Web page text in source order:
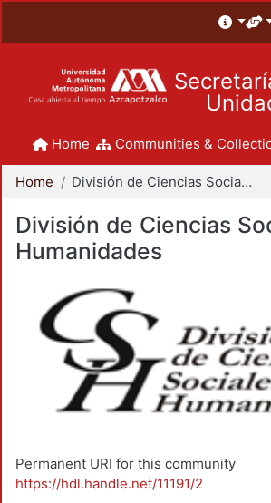
Home Communities &
Home División de Ciencias Sociales y Humanidades
División de Ciencias
Humanidades
Permanent URI for this community
https://hdl.handle.net/11191/2